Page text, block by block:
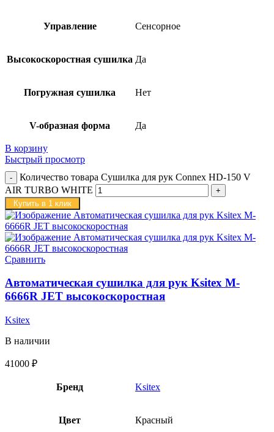
Управление Сенсорное
Высокоскоростная сушилка Да
Погружная сушилка Нет
V-образная форма Да
В корзину
Быстрый просмотр
Количество товара Сушилка для рук Connex HD-150 V
AIR TURBO WHITE
Купить в 1 клик
Сравнить
Автоматическая сушилка для рук Ksitex M-
6666R JET высокоскоростная
Ksitex
В наличии
41000 ₽
Бренд Ksitex
Цвет Красный